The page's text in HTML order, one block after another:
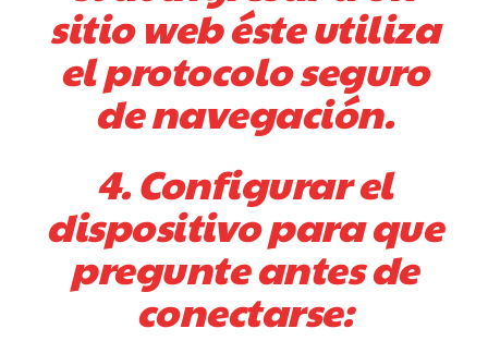
sitio web éste utiliza
el protocolo seguro
de navegación.
4. Configurar el
dispositivo para que
pregunte antes de
conectarse: